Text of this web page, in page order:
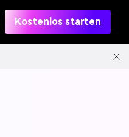
Kostenlos starten